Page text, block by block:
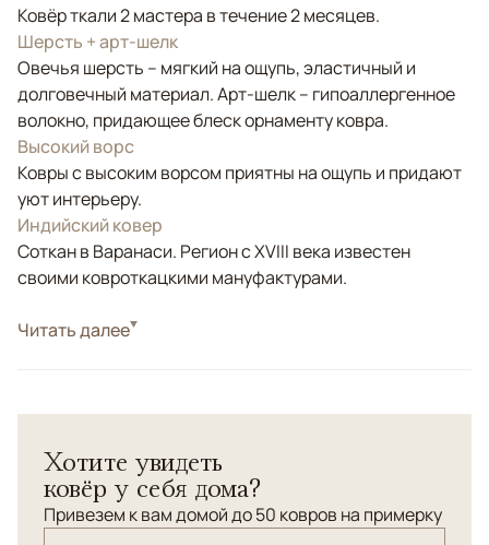
Ковёр ткали 2 мастера в течение 2 месяцев.
Шерсть + арт-шелк
Овечья шерсть – мягкий на ощупь, эластичный и
долговечный материал. Арт-шелк – гипоаллергенное
волокно, придающее блеск орнаменту ковра.
Высокий ворс
Ковры с высоким ворсом приятны на ощупь и придают
уют интерьеру.
Индийский ковер
Соткан в Варанаси. Регион с XVIII века известен
своими ковроткацкими мануфактурами.
СтильСовременные
сотканы из натуральной шерсти и бамбукового шёлка.
Ковры очень мягкие на ощупь, лёгкие и долговечные.
Идеальный вариант в качестве прикроватных
Читать далее
Хотите увидеть
ковёр у себя дома?
Привезем к вам домой до 50 ковров на примерку